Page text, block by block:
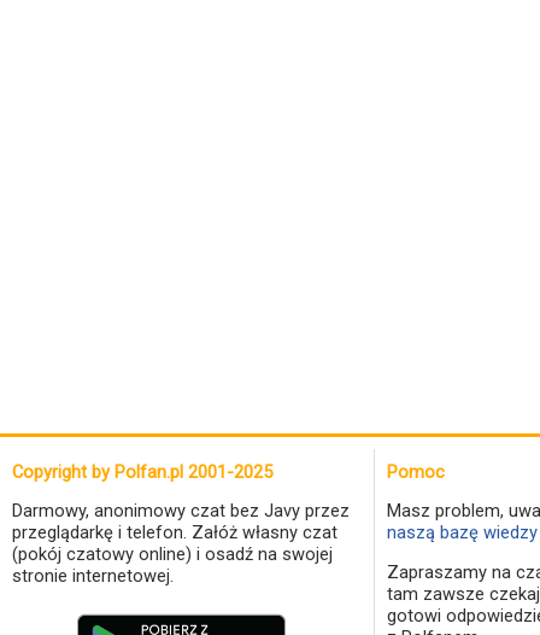
Copyright by Polfan.pl 2001-2025
Darmowy, anonimowy czat bez Javy przez
przeglądarkę i telefon. Załóż własny czat
(pokój czatowy online) i osadź na swojej
stronie internetowej.
Pomoc
Masz problem,
naszą bazę
Zapraszamy na
tam zawsze
gotowi